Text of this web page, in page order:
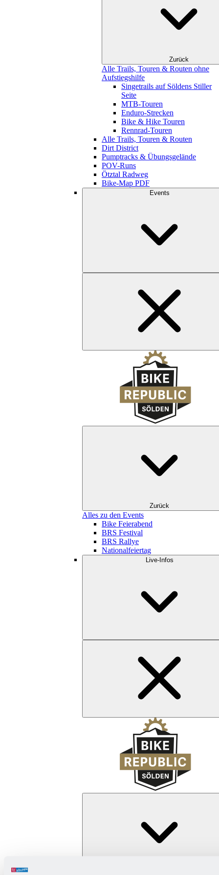
Zurück
Alle Trails, Touren & Routen ohne
Aufstiegshilfe
Singetrails auf Söldens Stiller
Seite
MTB-Touren
Enduro-Strecken
Bike & Hike Touren
Rennrad-Touren
Alle Trails, Touren & Routen
Dirt District
Pumptracks & Übungsgelände
POV-Runs
Ötztal Radweg
Bike-Map PDF
Events
Zurück
Alles zu den Events
Bike Feierabend
BRS Festival
BRS Rallye
Nationalfeiertag
Live-Infos